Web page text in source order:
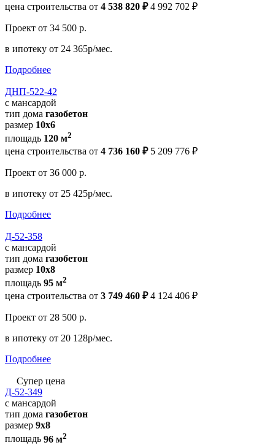
цена строительства от 4 538 820 ₽ 4 992 702 ₽
Проект от 34 500 р.
в ипотеку от 24 365р/мес.
Подробнее
ДНП-522-42
с мансардой
тип дома газобетон
размер 10х6
площадь 120 м2
цена строительства от 4 736 160 ₽ 5 209 776 ₽
Проект от 36 000 р.
в ипотеку от 25 425р/мес.
Подробнее
Д-52-358
с мансардой
тип дома газобетон
размер 10x8
площадь 95 м2
цена строительства от 3 749 460 ₽ 4 124 406 ₽
Проект от 28 500 р.
в ипотеку от 20 128р/мес.
Подробнее
Супер цена
Д-52-349
с мансардой
тип дома газобетон
размер 9x8
площадь 96 м2